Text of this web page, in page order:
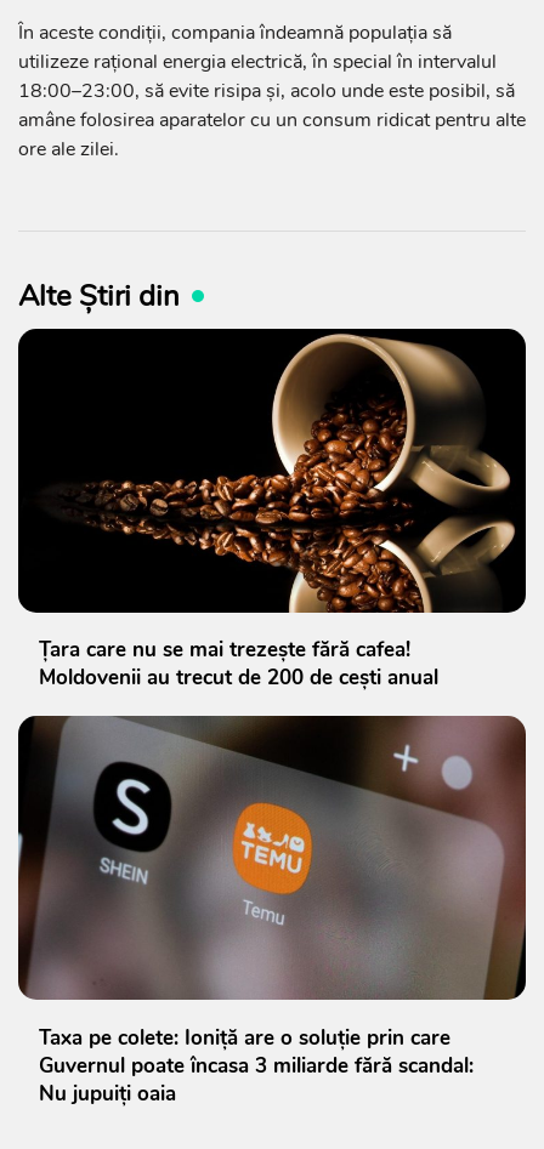
În aceste condiții, compania îndeamnă populația să
utilizeze rațional energia electrică, în special în intervalul
18:00–23:00, să evite risipa și, acolo unde este posibil, să
amâne folosirea aparatelor cu un consum ridicat pentru alte
ore ale zilei.
Alte Știri din
Țara care nu se mai trezește fără cafea!
Moldovenii au trecut de 200 de cești anual
Taxa pe colete: Ioniță are o soluție prin care
Guvernul poate încasa 3 miliarde fără scandal:
Nu jupuiți oaia